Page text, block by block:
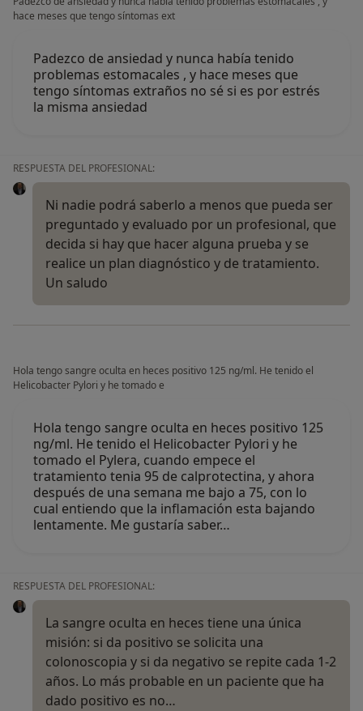
hace meses que tengo síntomas ext
Padezco de ansiedad y nunca había tenido
problemas estomacales , y hace meses que
tengo síntomas extraños no sé si es por estrés
la misma ansiedad
RESPUESTA DEL PROFESIONAL:
Ni nadie podrá saberlo a menos que pueda ser
preguntado y evaluado por un profesional, que
decida si hay que hacer alguna prueba y se
realice un plan diagnóstico y de tratamiento.
Un saludo
Hola tengo sangre oculta en heces positivo 125 ng/ml. He tenido el
Helicobacter Pylori y he tomado e
Hola tengo sangre oculta en heces positivo 125
ng/ml. He tenido el Helicobacter Pylori y he
tomado el Pylera, cuando empece el
tratamiento tenia 95 de calprotectina, y ahora
después de una semana me bajo a 75, con lo
cual entiendo que la inflamación esta bajando
lentamente. Me gustaría saber…
RESPUESTA DEL PROFESIONAL:
La sangre oculta en heces tiene una única
misión: si da positivo se solicita una
colonoscopia y si da negativo se repite cada 1-2
años. Lo más probable en un paciente que ha
dado positivo es no…